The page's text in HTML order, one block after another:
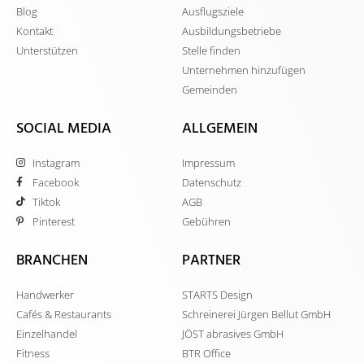
Blog
Kontakt
Unterstützen
Ausflugsziele
Ausbildungsbetriebe
Stelle finden
Unternehmen hinzufügen
Gemeinden
SOCIAL MEDIA
Instagram
Facebook
Tiktok
Pinterest
ALLGEMEIN
Impressum
Datenschutz
AGB
Gebühren
BRANCHEN
Handwerker
Cafés & Restaurants
Einzelhandel
Fitness
PARTNER
STARTS Design
Schreinerei Jürgen Bellut GmbH
JÖST abrasives GmbH
BTR Office